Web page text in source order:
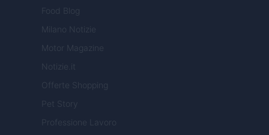
Food Blog
Milano Notizie
Motor Magazine
Notizie.it
Offerte Shopping
Pet Story
Professione Lavoro